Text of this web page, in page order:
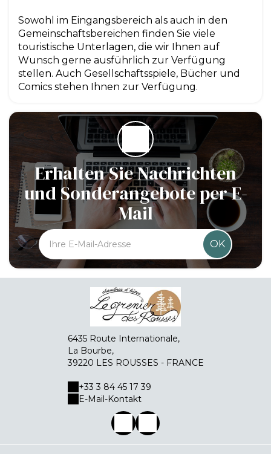
Sowohl im Eingangsbereich als auch in den
Gemeinschaftsbereichen finden Sie viele
touristische Unterlagen, die wir Ihnen auf
Wunsch gerne ausführlich zur Verfügung
stellen. Auch Gesellschaftsspiele, Bücher und
Comics stehen Ihnen zur Verfügung.
Erhalten Sie Nachrichten
und Sonderangebote per E-
Mail
OK
6435 Route Internationale,
La Bourbe,
39220 LES ROUSSES - FRANCE
+33 3 84 45 17 39
E-Mail-Kontakt